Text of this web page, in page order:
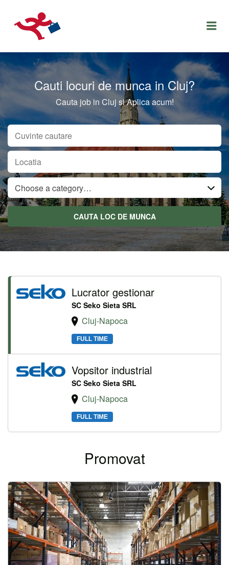
LOCURIDEMUNCACLUJ.NET
Cauti locuri de munca in Cluj?
Cauta job in Cluj si Aplica acum!
CUVINTE CAUTARE
LOCATIA
CATEGORIA
Choose a category…
Lucrator gestionar
SC Seko Sieta SRL
Cluj-Napoca
FULL TIME
Vopsitor industrial
SC Seko Sieta SRL
Cluj-Napoca
FULL TIME
Promovat